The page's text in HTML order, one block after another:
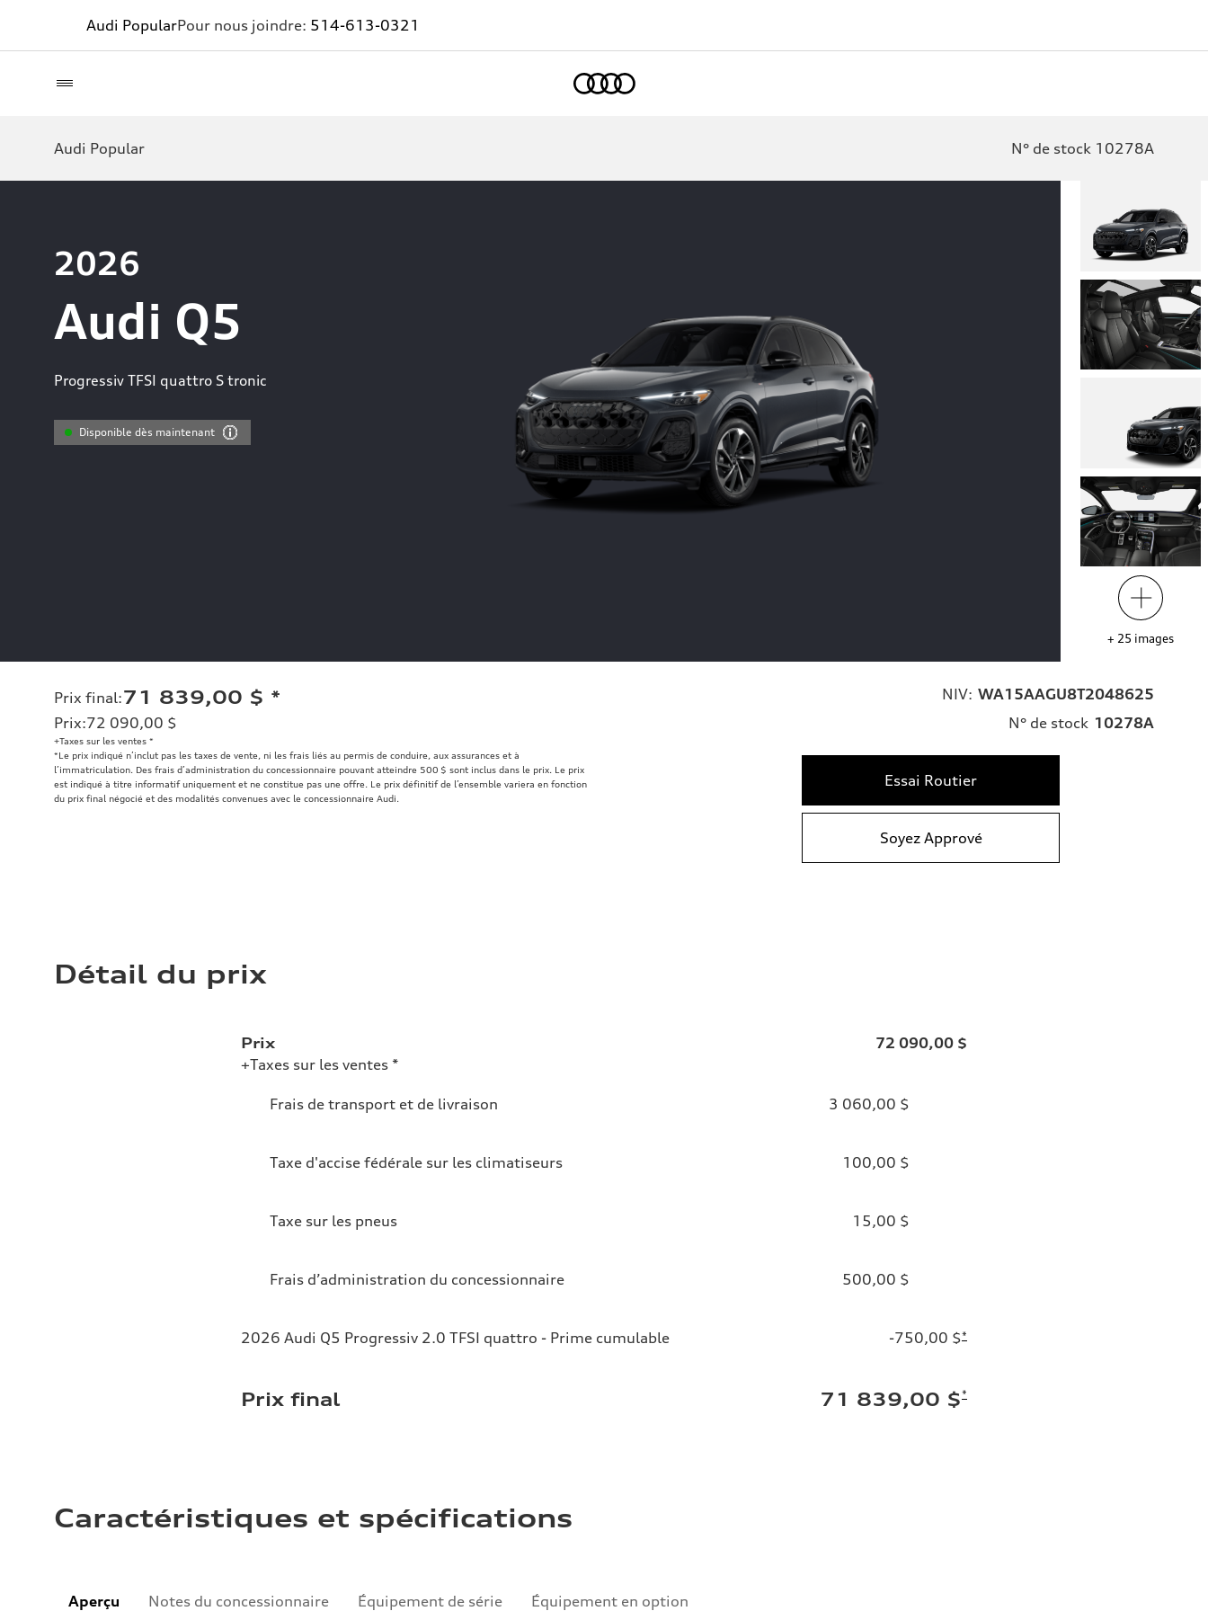
Audi PopularPour nous joindre: 514-613-0321
Audi Popular N° de stock 10278A
2026
Audi Q5
Progressiv TFSI quattro S tronic
Disponible dès maintenant
+ 25 images
Prix final:71 839,00 $ *
Prix:72 090,00 $
+Taxes sur les ventes *
*Le prix indiqué n’inclut pas les taxes de vente, ni les frais liés au permis de conduire, aux assurances et à
l’immatriculation. Des frais d’administration du concessionnaire pouvant atteindre 500 $ sont inclus dans le prix. Le prix
est indiqué à titre informatif uniquement et ne constitue pas une offre. Le prix définitif de l’ensemble variera en fonction
du prix final négocié et des modalités convenues avec le concessionnaire Audi.
NIV: WA15AAGU8T2048625
N° de stock 10278A
Essai Routier
Soyez Apprové
Détail du prix
Prix
+Taxes sur les ventes *
72 090,00 $
Frais de transport et de livraison 3 060,00 $
Taxe d'accise fédérale sur les climatiseurs 100,00 $
Taxe sur les pneus 15,00 $
Frais d’administration du concessionnaire 500,00 $
2026 Audi Q5 Progressiv 2.0 TFSI quattro - Prime cumulable -750,00 $*
Prix final 71 839,00 $*
Caractéristiques et spécifications
Aperçu Notes du concessionnaire Équipement de série Équipement en option